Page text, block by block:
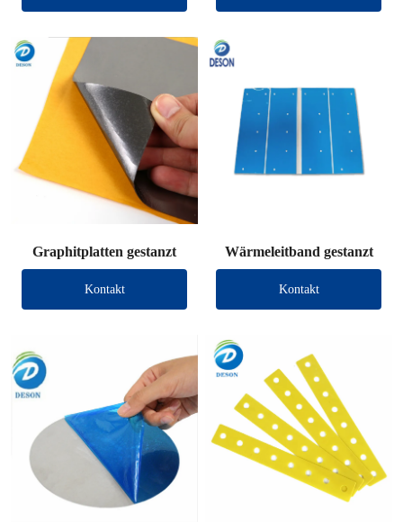
Graphitplatten gestanzt
Kontakt
Wärmeleitband gestanzt
Kontakt